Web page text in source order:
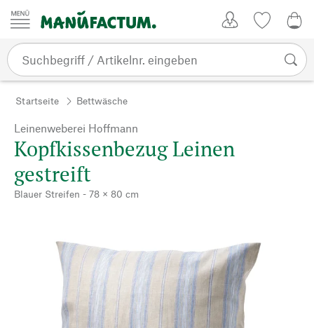
Zum Inhalt springen
Startseite Bettwäsche
Leinenweberei Hoffmann
Kopfkissenbezug Leinen
gestreift
Blauer Streifen - 78 × 80 cm